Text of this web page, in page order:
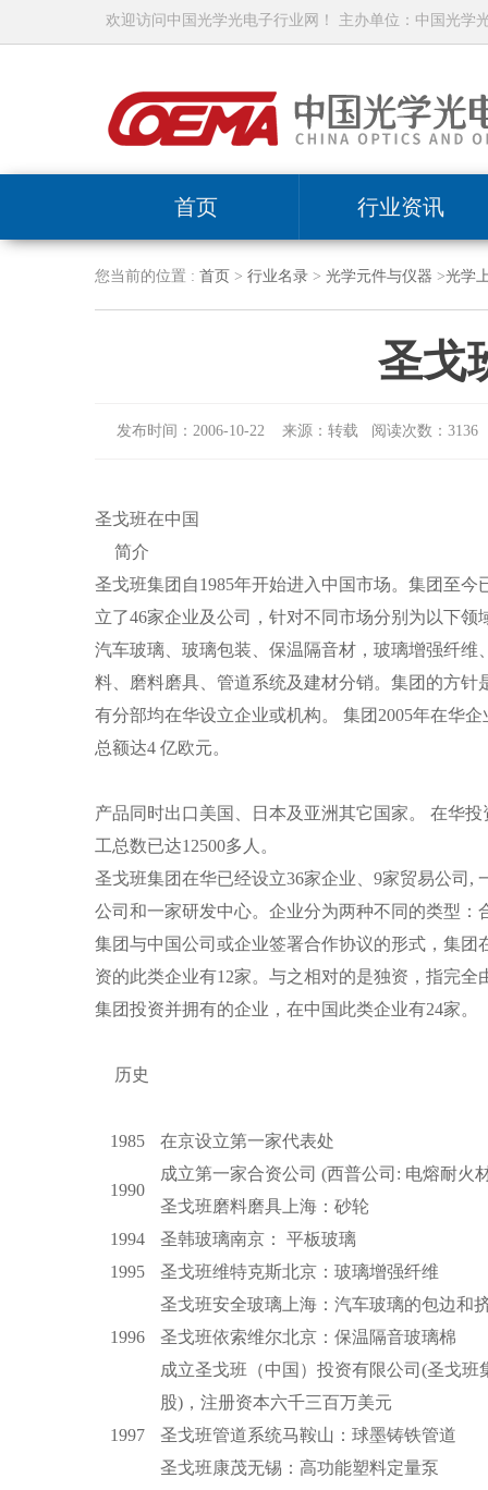
欢迎访问中国光学光电子行业网！ 主办单位：中国光学
首页 行业资讯
您当前的位置 : 首页 > 行业名录> 光学元件与仪器 >光学
圣戈
发布时间：2006-10-22 来源：转载 阅读次数：3136
圣戈班在中国
简介
圣戈班集团自1985年开始进入中国市场。集团至今
立了46家企业及公司，针对不同市场分别为以下领
汽车玻璃、玻璃包装、保温隔音材，玻璃增强纤维
料、磨料磨具、管道系统及建材分销。集团的方针
有分部均在华设立企业或机构。 集团2005年在华企
总额达4 亿欧元。
产品同时出口美国、日本及亚洲其它国家。 在华投
工总数已达12500多人。
圣戈班集团在华已经设立36家企业、9家贸易公司,
公司和一家研发中心。企业分为两种不同的类型：
集团与中国公司或企业签署合作协议的形式，集团
资的此类企业有12家。与之相对的是独资，指完全
集团投资并拥有的企业，在中国此类企业有24家。
历史
1985 在京设立第一家代表处
1990
成立第一家合资公司 (西普公司: 电熔耐火
圣戈班磨料磨具上海：砂轮
1994
圣韩玻璃南京： 平板玻璃
1995
圣戈班维特克斯北京：玻璃增强纤维
圣戈班安全玻璃上海：汽车玻璃的包边和
1996
圣戈班依索维尔北京：保温隔音玻璃棉
成立圣戈班（中国）投资有限公司(圣戈班
股)，注册资本六千三百万美元
1997
圣戈班管道系统马鞍山：球墨铸铁管道
圣戈班康茂无锡：高功能塑料定量泵